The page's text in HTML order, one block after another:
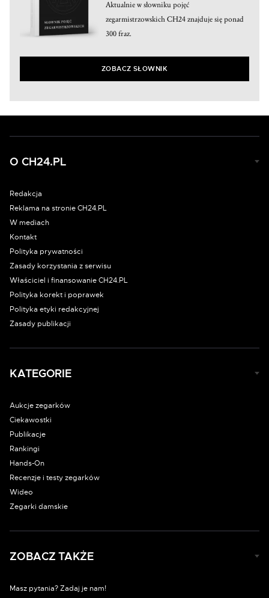
Aktualnie w słowniku pojęć
zegarmistrzowskich CH24 znajduje się ponad
300 fraz.
ZOBACZ SŁOWNIK
O CH24.PL
Redakcja
Reklama na stronie CH24.PL
W mediach
Kontakt
Polityka prywatności
Zasady korzystania z serwisu
Właściciel i finansowanie CH24.PL
Polityka korekt i poprawek
Polityka etyki redakcyjnej
Zasady publikacji
KATEGORIE
Aukcje zegarków
Ciekawostki
Publikacje
Rankingi
Hands-On
Recenzje i testy zegarków
Wideo
Zegarki damskie
ZOBACZ TAKŻE
Masz pytania? Zadaj je nam!